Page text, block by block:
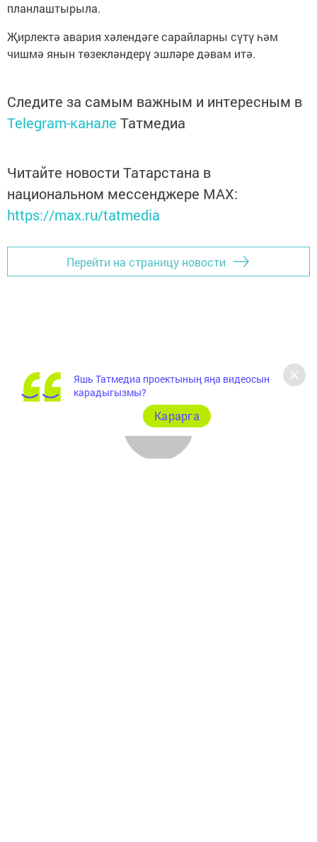
планлаштырыла.
Җирлектә авария хәлендәге сарайларны сүтү һәм
чишмә янын төзекләндерү эшләре дәвам итә.
Следите за самым важным и интересным в
Telegram-канале Татмедиа
Читайте новости Татарстана в
национальном мессенджере MАХ:
https://max.ru/tatmedia
Перейти на страницу новости
Яшь Татмедиа проектының яңа видеосын
карадыгызмы?
Карарга